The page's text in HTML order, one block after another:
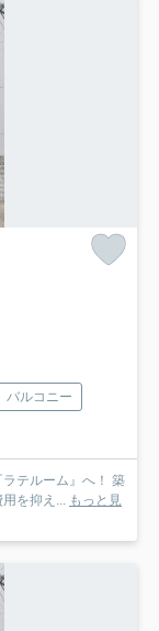
バルコニー
ラテルーム』へ！ 築
を抑え...
もっと見